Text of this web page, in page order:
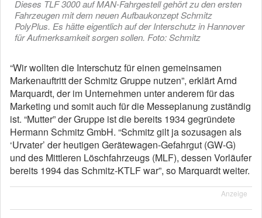
Dieses TLF 3000 auf MAN-Fahrgestell gehört zu den ersten
Fahrzeugen mit dem neuen Aufbaukonzept Schmitz
PolyPlus. Es hätte eigentlich auf der Interschutz in Hannover
für Aufmerksamkeit sorgen sollen. Foto: Schmitz
“Wir wollten die Interschutz für einen gemeinsamen
Markenauftritt der Schmitz Gruppe nutzen”, erklärt Arnd
Marquardt, der im Unternehmen unter anderem für das
Marketing und somit auch für die Messeplanung zuständig
ist. “Mutter” der Gruppe ist die bereits 1934 gegründete
Hermann Schmitz GmbH. “Schmitz gilt ja sozusagen als
‘Urvater’ der heutigen Gerätewagen-Gefahrgut (GW-G)
und des Mittleren Löschfahrzeugs (MLF), dessen Vorläufer
bereits 1994 das Schmitz-KTLF war”, so Marquardt weiter.
Anzeige